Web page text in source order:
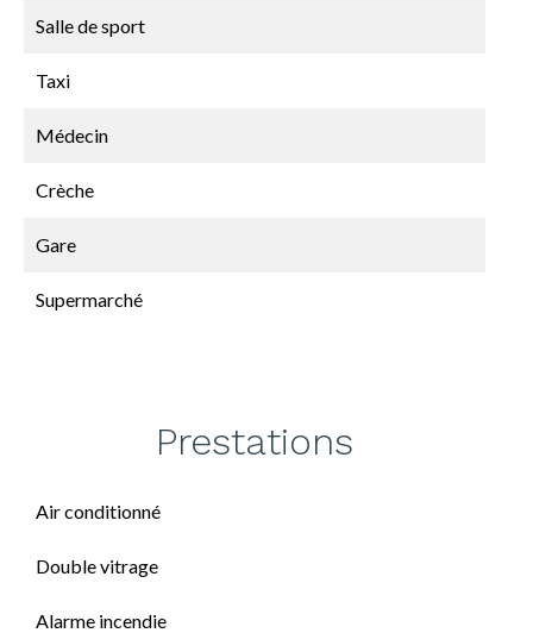
Salle de sport
Taxi
Médecin
Crèche
Gare
Supermarché
Prestations
Air conditionné
Double vitrage
Alarme incendie